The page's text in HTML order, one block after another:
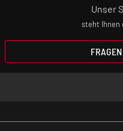
Unser
steht Ihnen